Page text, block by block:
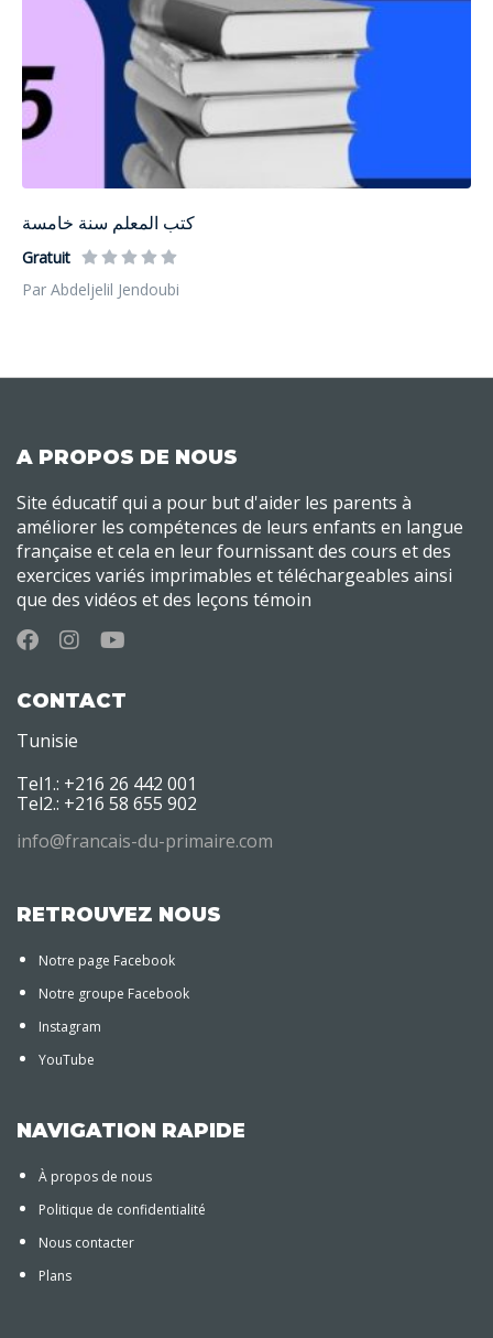
كتب المعلم سنة خامسة
Gratuit
Par Abdeljelil Jendoubi
A PROPOS DE NOUS
Site éducatif qui a pour but d'aider les parents à
améliorer les compétences de leurs enfants en langue
française et cela en leur fournissant des cours et des
exercices variés imprimables et téléchargeables ainsi
que des vidéos et des leçons témoin
CONTACT
Tunisie
Tel1.: +216 26 442 001
Tel2.: +216 58 655 902
info@francais-du-primaire.com
RETROUVEZ NOUS
Notre page Facebook
Notre groupe Facebook
Instagram
YouTube
NAVIGATION RAPIDE
À propos de nous
Politique de confidentialité
Nous contacter
Plans